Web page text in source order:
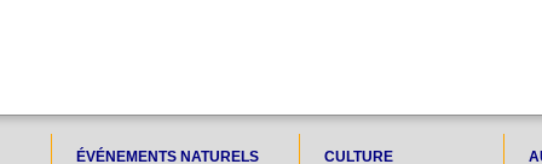
ÉVÉNEMENTS NATURELS CULTURE